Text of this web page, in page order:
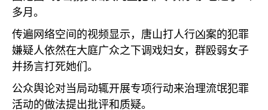
多月。
传遍网络空间的视频显示，唐山打人行凶案的犯罪
嫌疑人依然在大庭广众之下调戏妇女，群殴弱女子
并扬言打死她们。
公众舆论对当局动辄开展专项行动来治理流氓犯罪
活动的做法提出批评和质疑。